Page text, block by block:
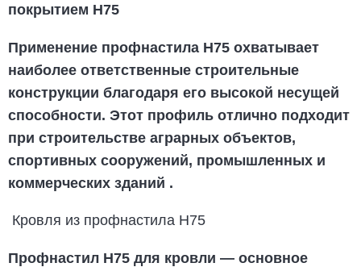
покрытием Н75
Применение профнастила Н75 охватывает
наиболее ответственные строительные
конструкции благодаря его высокой несущей
способности. Этот профиль отлично подходит
при строительстве аграрных объектов,
спортивных сооружений, промышленных и
коммерческих зданий .
Кровля из профнастила Н75
Профнастил Н75 для кровли — основное